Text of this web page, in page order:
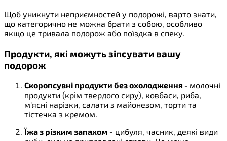
Щоб уникнути неприємностей у подорожі, варто знати,
що категорично не можна брати з собою, особливо
якщо це тривала подорож або поїздка в спеку.
Продукти, які можуть зіпсувати вашу
подорож
Скоропсувні продукти без охолодження - молочні
продукти (крім твердого сиру), ковбаси, риба,
м'ясні нарізки, салати з майонезом, торти та
тістечка з кремом.
Їжа з різким запахом - цибуля, часник, деякі види